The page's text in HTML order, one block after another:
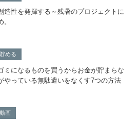
造性を発揮する～残暑のプロジェクトに
める
ミになるものを買うからお金が貯まらな
やっている無駄遣いをなくす7つの方法
画